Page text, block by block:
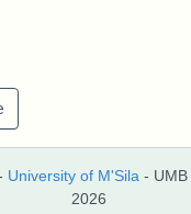
University of M'Sila -
2026